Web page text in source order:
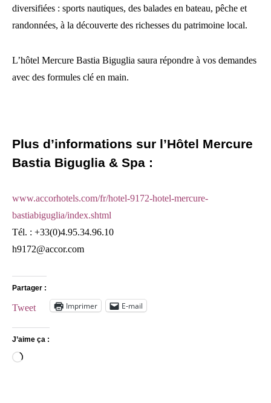
diversifiées : sports nautiques, des balades en bateau, pêche et
randonnées, à la découverte des richesses du patrimoine local.
L’hôtel Mercure Bastia Biguglia saura répondre à vos demandes
avec des formules clé en main.
Plus d’informations sur l’Hôtel Mercure
Bastia Biguglia & Spa :
www.accorhotels.com/fr/hotel-9172-hotel-mercure-
bastiabiguglia/index.shtml
Tél. : +33(0)4.95.34.96.10
h9172@accor.com
Partager :
Tweet Imprimer E-mail
J’aime ça :
Chargement…